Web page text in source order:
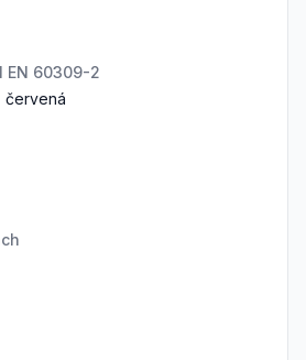
EN 60309-2
červená